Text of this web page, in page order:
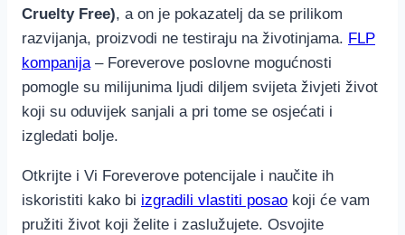
Cruelty Free), a on je pokazatelj da se prilikom
razvijanja, proizvodi ne testiraju na životinjama. FLP
kompanija– Foreverove poslovne mogućnosti
pomogle su milijunima ljudi diljem svijeta živjeti život
koji su oduvijek sanjali a pri tome se osjećati i
izgledati bolje.
Otkrijte i Vi Foreverove potencijale i naučite ih
iskoristiti kako bi izgradili vlastiti posao koji će vam
pružiti život koji želite i zaslužujete. Osvojite